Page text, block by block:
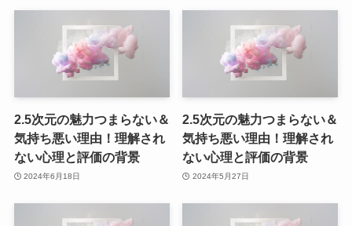
2.5次元の魅力つまらない＆
気持ち悪い理由！理解され
ない心理と評価の背景
2024年6月18日
2.5次元の魅力つまらない＆
気持ち悪い理由！理解され
ない心理と評価の背景
2024年5月27日